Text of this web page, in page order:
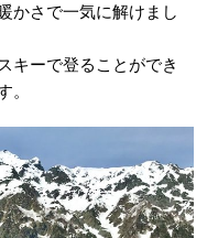
かさで一気に解けまし
キーで登ることができ
。